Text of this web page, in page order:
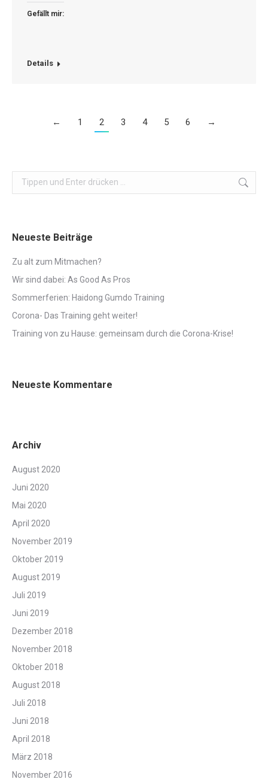
Gefällt mir:
Details
← 1 2 3 4 5 6 →
Search:
Neueste Beiträge
Zu alt zum Mitmachen?
Wir sind dabei: As Good As Pros
Sommerferien: Haidong Gumdo Training
Corona- Das Training geht weiter!
Training von zu Hause: gemeinsam durch die Corona-Krise!
Neueste Kommentare
Archiv
August 2020
Juni 2020
Mai 2020
April 2020
November 2019
Oktober 2019
August 2019
Juli 2019
Juni 2019
Dezember 2018
November 2018
Oktober 2018
August 2018
Juli 2018
Juni 2018
April 2018
März 2018
November 2016